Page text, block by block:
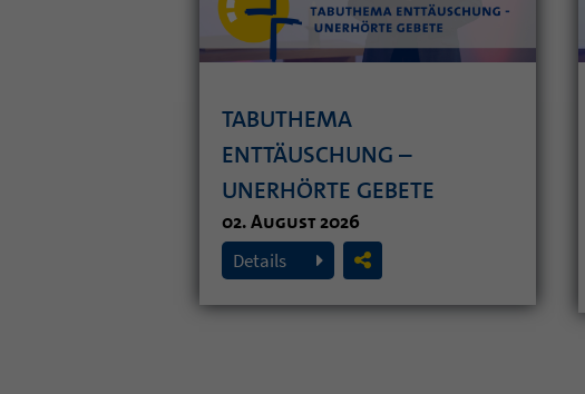
TABUTHEMA
ENTTÄUSCHUNG –
UNERHÖRTE GEBETE
02. August 2026
Details